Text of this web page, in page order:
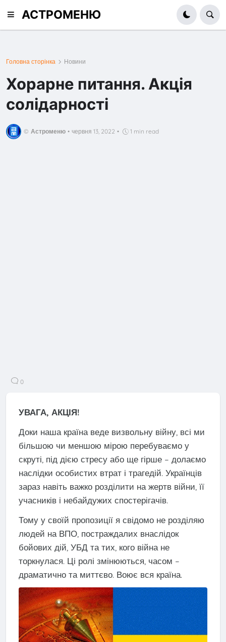
АСТРОМЕНЮ
Головна сторінка Новини
Хорарне питання. Акція
солідарності
© Астроменю • червня 13, 2022 • 1 min read
0
УВАГА, АКЦІЯ!
Доки наша країна веде визвольну війну, всі ми
більшою чи меншою мірою перебуваємо у
скруті, під дією стресу або ще гірше – долаємо
наслідки особистих втрат і трагедій. Українців
зараз навіть важко розділити на жертв війни, її
учасників і небайдужих спостерігачів.
Тому у своїй пропозиції я свідомо не розділяю
людей на ВПО, постраждалих внаслідок
бойових дій, УБД та тих, кого війна не
торкнулася. Ці ролі змінюються, часом –
драматично та миттєво. Воює вся країна.